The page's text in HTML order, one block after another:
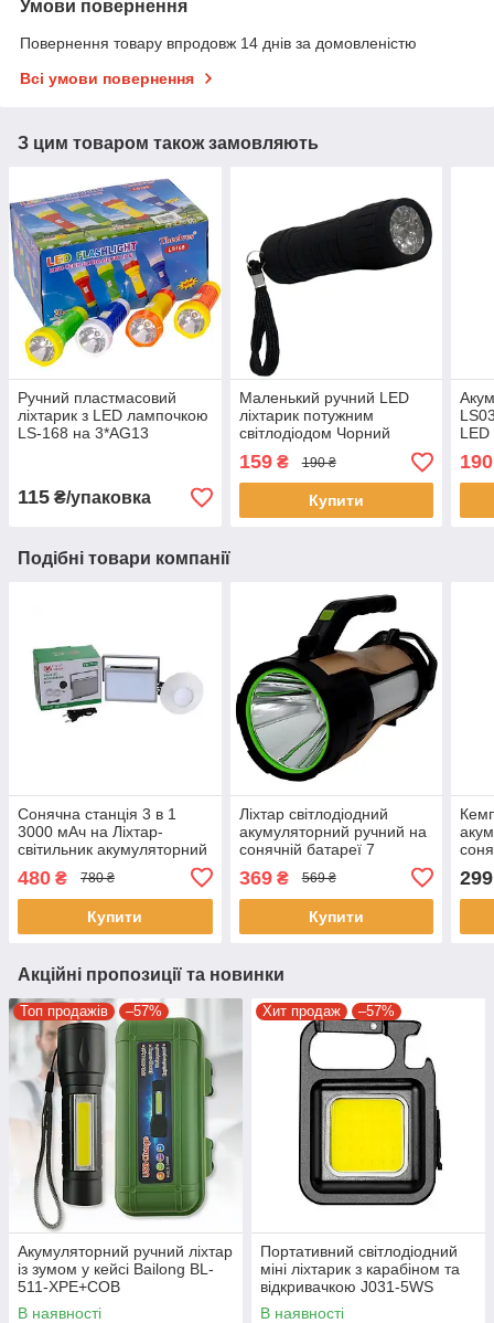
Умови повернення
Повернення товару впродовж 14 днів за домовленістю
Всі умови повернення
З цим товаром також замовляють
Ручний пластмасовий
ліхтарик з LED лампочкою
LS-168 на 3*AG13
115 ₴/упаковка
Маленький ручний LED
ліхтарик потужним
світлодіодом Чорний
туристичний міні ліхтарик
159₴ 190 ₴
Купити
LED
190
Подібні товари компанії
Сонячна станція 3 в 1
3000 мАч на Ліхтар-
світильник акумуляторний
з PowerBank та лампочка
YW-7728
480 ₴ 780 ₴
Купити
Ліхтар світлодіодний
акумуляторний ручний на
сонячній батареї 7
функцією Power bank
HEL-T96
369₴ 569 ₴
Купити
299
Акційні пропозиції та новинки
Топ продажів –57%
Акумуляторний ручний ліхтар
із зумом у кейсі Bailong BL-
511-XPE+COB
В наявності
Хит продаж –57%
Портативний світлодіодний
міні ліхтарик з карабіном та
відкривачкою J031-5WS
Ліхтарик-брелок на ключі
В наявності